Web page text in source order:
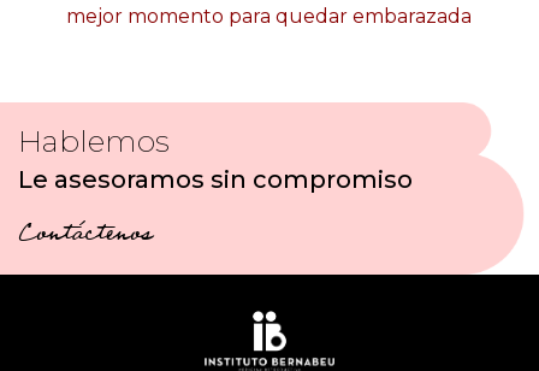
mejor momento para quedar embarazada
Hablemos
Le asesoramos sin compromiso
Contáctenos